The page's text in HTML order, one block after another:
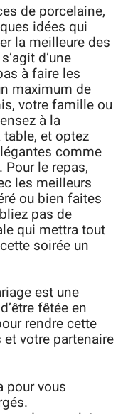
de porcelaine,
idées qui
la meilleure des
d’une
à faire les
maximum de
votre famille ou
à la
et optez
comme
le repas,
les meilleurs
ou bien faites
pas de
qui mettra tout
soirée un
est une
fêtée en
rendre cette
votre partenaire
pour vous